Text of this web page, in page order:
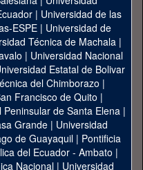
| Universidad de las
ESPE | Universidad de
Técnica de Machala|
| Universidad Nacional
Estatal de Bolivar
del Chimborazo |
Francisco de Quito |
Peninsular de Santa Elena|
Grande | Universidad
de Guayaquil| Pontificia
del Ecuador - Ambato |
Nacional| Universidad